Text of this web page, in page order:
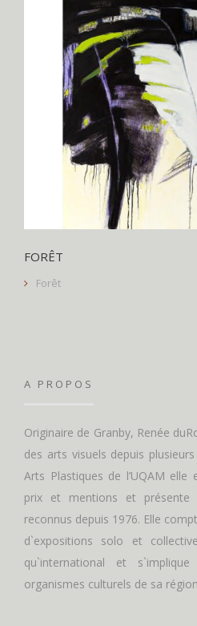
FORÊT
Forêt
A PROPOS
Originaire de Granby, Renée
des arts visuels depuis
Arts Plastiques de l’UQAM elle
prix et mentions et
reconnus depuis 1976. Elle
d`expositions solo et
qu`international et
organismes culturels de sa